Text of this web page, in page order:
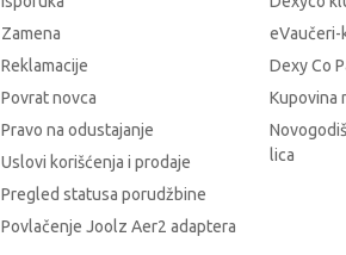
Zamena
Reklamacije
Povrat novca
Pravo na odustajanje
Uslovi korišćenja i prodaje
Pregled statusa porudžbine
Povlačenje Joolz Aer2 adaptera
Dexy Co
Kupovina
lica